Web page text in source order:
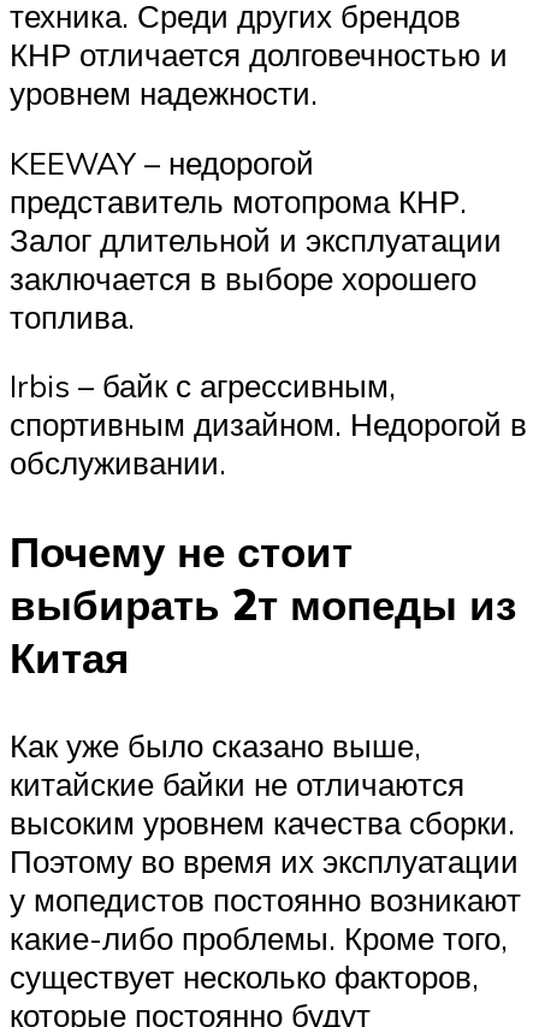
техника. Среди других брендов
КНР отличается долговечностью и
уровнем надежности.
KEEWAY – недорогой
представитель мотопрома КНР.
Залог длительной и эксплуатации
заключается в выборе хорошего
топлива.
Irbis – байк с агрессивным,
спортивным дизайном. Недорогой в
обслуживании.
Почему не стоит
выбирать 2т мопеды из
Китая
Как уже было сказано выше,
китайские байки не отличаются
высоким уровнем качества сборки.
Поэтому во время их эксплуатации
у мопедистов постоянно возникают
какие-либо проблемы. Кроме того,
существует несколько факторов,
которые постоянно будут